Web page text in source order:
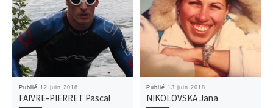
Publié 12 juin 2018
FAIVRE-PIERRET Pascal
Publié 13 juin 2018
NIKOLOVSKA Jana